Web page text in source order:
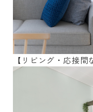
【リビング・応接間